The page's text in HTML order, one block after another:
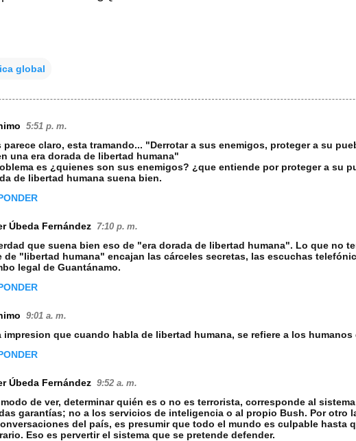
global
5:51 p. m.
parece claro, esta tramando... "Derrotar a sus enemigos, proteger a su
una era dorada de libertad humana"
es ¿quienes son sus enemigos? ¿que entiende por proteger a su
de libertad humana suena bien.
Úbeda Fernández 7:10 p. m.
que suena bien eso de "era dorada de libertad humana". Lo que no
de "libertad humana" encajan las cárceles secretas, las escuchas
legal de Guantánamo.
9:01 a. m.
impresion que cuando habla de libertad humana, se refiere a los
Úbeda Fernández 9:52 a. m.
modo de ver, determinar quién es o no es terrorista, corresponde al
garantías; no a los servicios de inteligencia o al propio Bush. Por otro
del país, es presumir que todo el mundo es culpable hasta
Eso es pervertir el sistema que se pretende defender.